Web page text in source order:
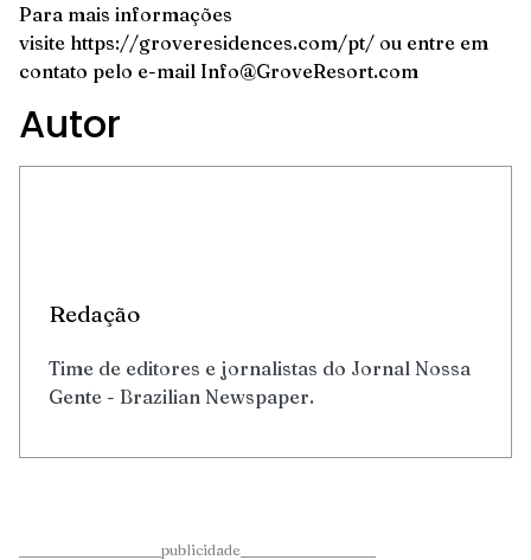
Para mais informações
visite https://groveresidences.com/pt/ ou entre em
contato pelo e-mail Info@GroveResort.com
Autor
Redação
Time de editores e jornalistas do Jornal Nossa
Gente - Brazilian Newspaper.
____________________publicidade___________________